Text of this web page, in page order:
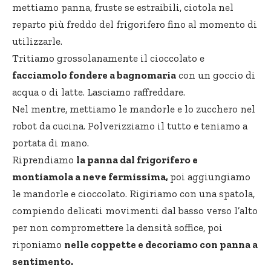
mettiamo panna, fruste se estraibili, ciotola nel
reparto più freddo del frigorifero fino al momento di
utilizzarle.
Tritiamo grossolanamente il cioccolato e
facciamolo fondere a bagnomaria con un goccio di
acqua o di latte. Lasciamo raffreddare.
Nel mentre, mettiamo le mandorle e lo zucchero nel
robot da cucina. Polverizziamo il tutto e teniamo a
portata di mano.
Riprendiamo la panna dal frigorifero e
montiamola a neve fermissima, poi aggiungiamo
le mandorle e cioccolato. Rigiriamo con una spatola,
compiendo delicati movimenti dal basso verso l’alto
per non compromettere la densità soffice, poi
riponiamo nelle coppette e decoriamo con panna a
sentimento.